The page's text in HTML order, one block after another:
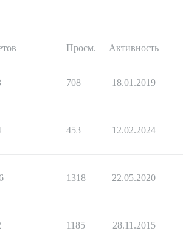
Просм. Активность
708 18.01.2019
453 12.02.2024
1318 22.05.2020
1185 28.11.2015